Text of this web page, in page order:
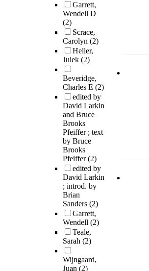
Garrett,
Wendell D
(2)
Scrace,
Carolyn (2)
Heller,
Julek (2)
Beveridge,
Charles E (2)
edited by
David Larkin
and Bruce
Brooks
Pfeiffer ; text
by Bruce
Brooks
Pfeiffer(2)
edited by
David Larkin
; introd. by
Brian
Sanders (2)
Garrett,
Wendell (2)
Teale,
Sarah (2)
Wijngaard,
Juan (2)